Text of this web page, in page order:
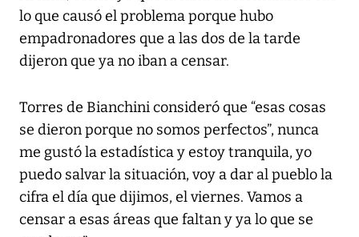
lo que causó el problema porque hubo
empadronadores que a las dos de la tarde
dijeron que ya no iban a censar.
Torres de Bianchini consideró que “esas cosas
se dieron porque no somos perfectos”, nunca
me gustó la estadística y estoy tranquila, yo
puedo salvar la situación, voy a dar al pueblo la
cifra el día que dijimos, el viernes. Vamos a
censar a esas áreas que faltan y ya lo que se